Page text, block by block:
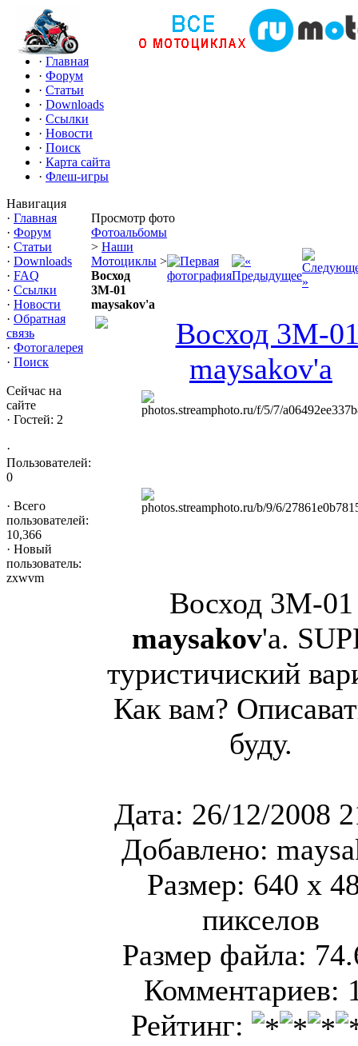
· Главная
· Форум
· Статьи
· Downloads
· Ссылки
· Новости
· Поиск
· Карта сайта
· Флеш-игры
Навигация
· Главная
· Форум
· Статьи
· Downloads
· FAQ
· Ссылки
· Новости
· Обратная
связь
· Фотогалерея
· Поиск
Сейчас на
сайте
· Гостей: 2
·
Пользователей:
0
· Всего
пользователей:
10,366
· Новый
пользователь:
zxwvm
Просмотр фото
Фотоальбомы
> Наши
Мотоциклы >
Восход
3М-01
maysakov'a
Восход 3М-01
maysakov'a.
туристичиский
Как вам?
буду.
Дата: 26/12/2008
Добавлено:
Размер: 640 x
пикселов
Размер файла:
Комментариев:
Рейтинг: